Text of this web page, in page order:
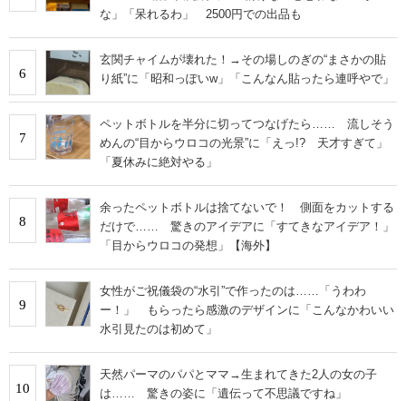
な」「呆れるわ」 2500円での出品も
6
玄関チャイムが壊れた！→その場しのぎの“まさかの貼
り紙”に「昭和っぽいw」「こんなん貼ったら連呼やで」
7
ペットボトルを半分に切ってつなげたら…… 流しそう
めんの“目からウロコの光景”に「えっ!? 天才すぎて」
「夏休みに絶対やる」
8
余ったペットボトルは捨てないで！ 側面をカットする
だけで…… 驚きのアイデアに「すてきなアイデア！」
「目からウロコの発想」【海外】
9
女性がご祝儀袋の“水引”で作ったのは……「うわわ
ー！」 もらったら感激のデザインに「こんなかわいい
水引見たのは初めて」
10
天然パーマのパパとママ→生まれてきた2人の女の子
は…… 驚きの姿に「遺伝って不思議ですね」